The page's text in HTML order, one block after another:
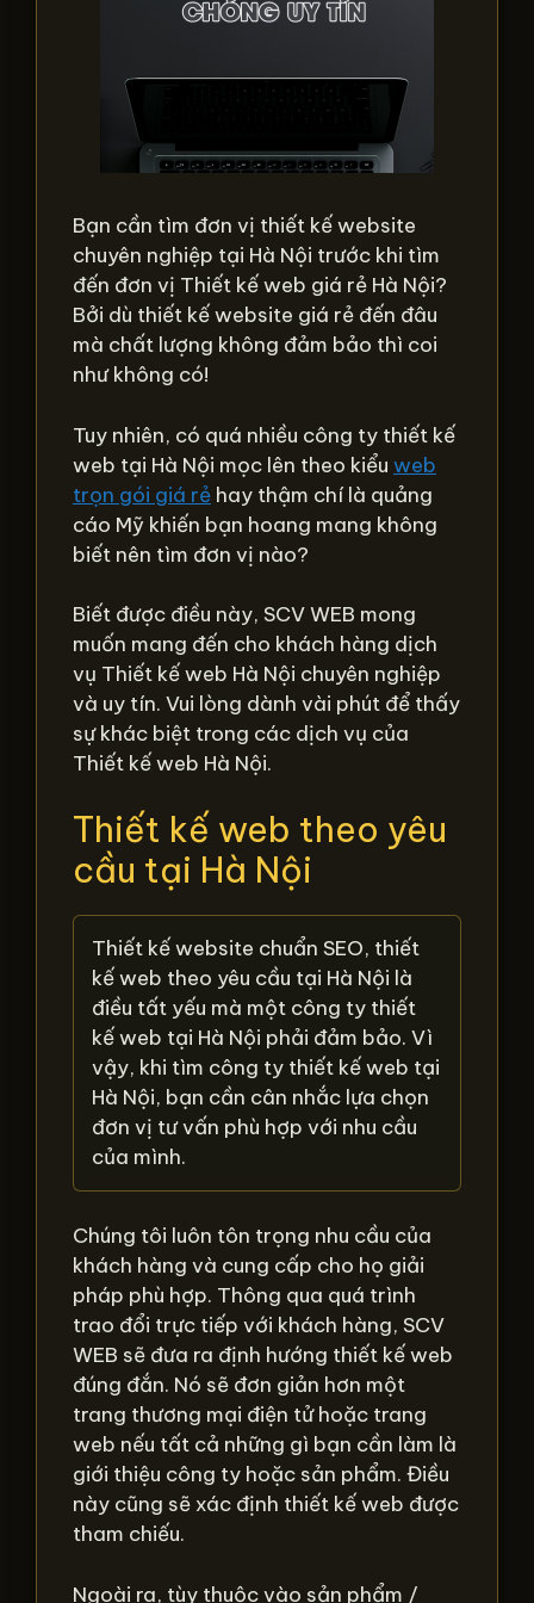
Bạn cần tìm đơn vị thiết kế website
chuyên nghiệp tại Hà Nội trước khi tìm
đến đơn vị Thiết kế web giá rẻ Hà Nội?
Bởi dù thiết kế website giá rẻ đến đâu
mà chất lượng không đảm bảo thì coi
như không có!
Tuy nhiên, có quá nhiều công ty thiết kế
web tại Hà Nội mọc lên theo kiểu web
trọn gói giá rẻ hay thậm chí là quảng
cáo Mỹ khiến bạn hoang mang không
biết nên tìm đơn vị nào?
Biết được điều này, SCV WEB mong
muốn mang đến cho khách hàng dịch
vụ Thiết kế web Hà Nội chuyên nghiệp
và uy tín. Vui lòng dành vài phút để thấy
sự khác biệt trong các dịch vụ của
Thiết kế web Hà Nội.
Thiết kế web theo yêu
cầu tại Hà Nội
Thiết kế website chuẩn SEO, thiết
kế web theo yêu cầu tại Hà Nội là
điều tất yếu mà một công ty thiết
kế web tại Hà Nội phải đảm bảo. Vì
vậy, khi tìm công ty thiết kế web tại
Hà Nội, bạn cần cân nhắc lựa chọn
đơn vị tư vấn phù hợp với nhu cầu
của mình.
Chúng tôi luôn tôn trọng nhu cầu của
khách hàng và cung cấp cho họ giải
pháp phù hợp. Thông qua quá trình
trao đổi trực tiếp với khách hàng, SCV
WEB sẽ đưa ra định hướng thiết kế web
đúng đắn. Nó sẽ đơn giản hơn một
trang thương mại điện tử hoặc trang
web nếu tất cả những gì bạn cần làm là
giới thiệu công ty hoặc sản phẩm. Điều
này cũng sẽ xác định thiết kế web được
tham chiếu.
Ngoài ra, tùy thuộc vào sản phẩm /